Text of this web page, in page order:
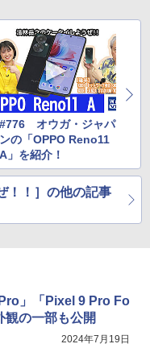
#776 オウガ・ジャパ
ンの「OPPO Reno11
A」を紹介！
！！］の他の記事
」「Pixel 9 Pro Fo
観の一部も公開
2024年7月19日